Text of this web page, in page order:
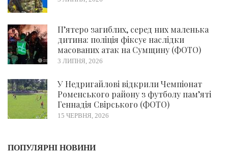
П’ятеро загиблих, серед них маленька
дитина: поліція фіксує наслідки
масованих атак на Сумщину (ФОТО)
3 ЛИПНЯ, 2026
У Недригайлові відкрили Чемпіонат
Роменського району з футболу пам’яті
Геннадія Свірського (ФОТО)
15 ЧЕРВНЯ, 2026
ПОПУЛЯРНІ НОВИНИ